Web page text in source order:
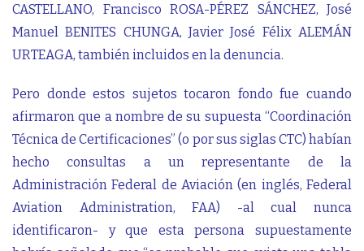
CASTELLANO, Francisco ROSA-PÉREZ SÁNCHEZ, José
Manuel BENITES CHUNGA, Javier José Félix ALEMÁN
URTEAGA, también incluidos en la denuncia.
Pero donde estos sujetos tocaron fondo fue cuando
afirmaron que a nombre de su supuesta “Coordinación
Técnica de Certificaciones” (o por sus siglas CTC) habían
hecho consultas a un representante de la
Administración Federal de Aviación​ (en inglés, Federal
Aviation Administration, FAA) -al cual nunca
identificaron- y que esta persona supuestamente